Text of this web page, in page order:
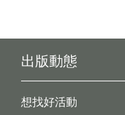
出版動態
想找好活動